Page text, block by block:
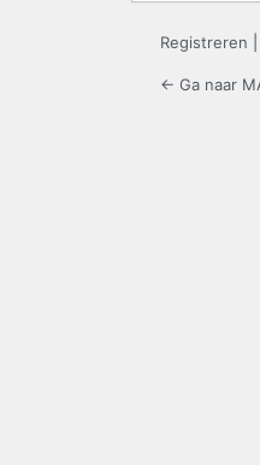
Registreren
← Ga naar